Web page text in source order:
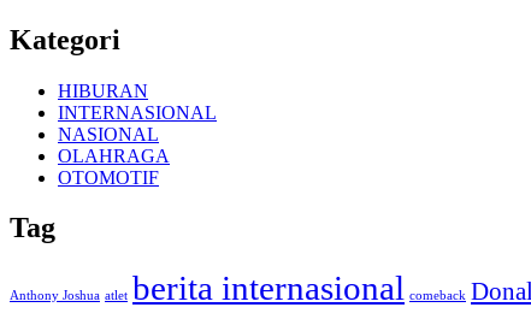
Kategori
HIBURAN
INTERNASIONAL
NASIONAL
OLAHRAGA
OTOMOTIF
Tag
Anthony Joshua atlet berita internasional comeback